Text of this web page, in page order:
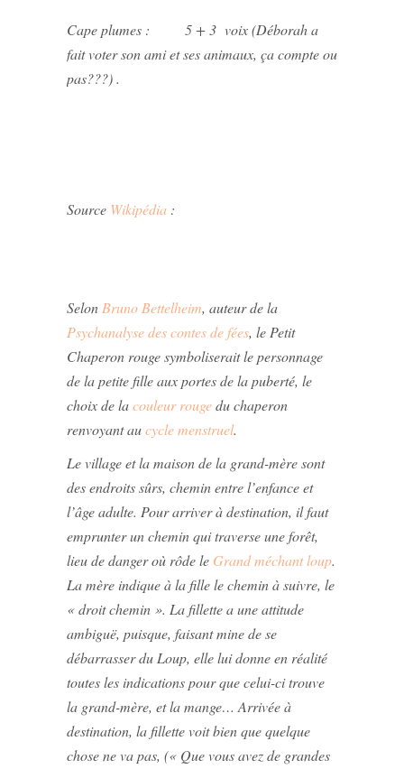
Cape plumes : 5 + 3 voix (Déborah a
fait voter son ami et ses animaux, ça compte ou
pas???) .
Source Wikipédia :
Selon Bruno Bettelheim, auteur de la
Psychanalyse des contes de fées, le Petit
Chaperon rouge symboliserait le personnage
de la petite fille aux portes de la puberté, le
choix de lacouleur rougedu chaperon
renvoyant aucycle menstruel.
Le village et la maison de la grand-mère sont
des endroits sûrs, chemin entre l’enfance et
l’âge adulte. Pour arriver à destination, il faut
emprunter un chemin qui traverse une forêt,
lieu de danger où rôde le Grand méchant loup.
La mère indique à la fille le chemin à suivre, le
« droit chemin ». La fillette a une attitude
ambiguë, puisque, faisant mine de se
débarrasser du Loup, elle lui donne en réalité
toutes les indications pour que celui-ci trouve
la grand-mère, et la mange… Arrivée à
destination, la fillette voit bien que quelque
chose ne va pas, (« Que vous avez de grandes